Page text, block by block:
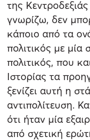
της
γνωρίζω, δεν
κάποιο από τα
πολιτικός με μία
πολιτικός, που
Ιστορίας τα
ξενίζει αυτή η
αντιπολίτευση.
ότι ήταν μία
από σχετική